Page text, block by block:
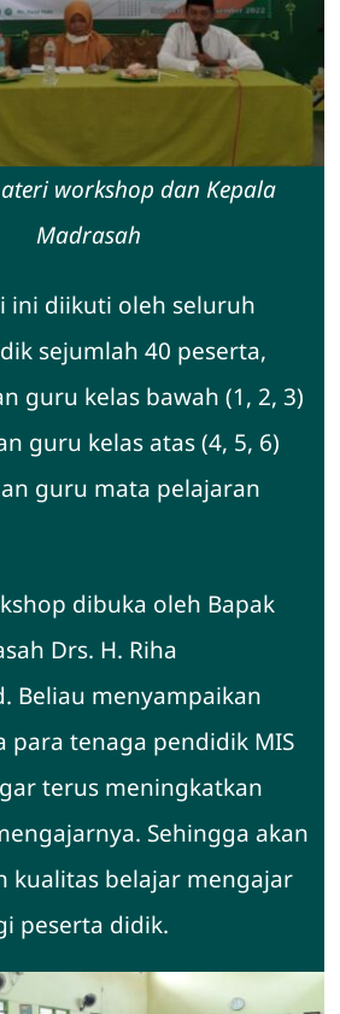
workshop dan Kepala
Madrasah
ini diikuti oleh seluruh
sejumlah 40 peserta,
guru kelas bawah (1, 2, 3)
guru kelas atas (4, 5, 6)
guru mata pelajaran
dibuka oleh Bapak
Drs. H. Riha
Beliau menyampaikan
para tenaga pendidik MIS
terus meningkatkan
Sehingga akan
kualitas belajar mengajar
peserta didik.